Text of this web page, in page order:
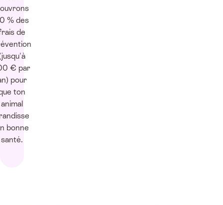
% des
de
€ par
pour
ton
animal
bonne
santé.